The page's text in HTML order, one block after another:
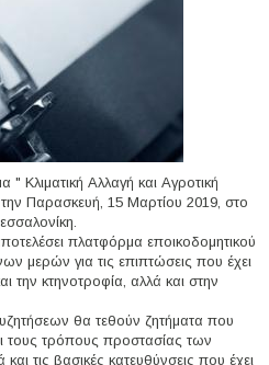
Κλιματική Αλλαγή και Αγροτική
Παρασκευή, 15 Μαρτίου 2019, στο
πλατφόρμα εποικοδομητικού
μερών για τις επιπτώσεις που έχει
την κτηνοτροφία, αλλά και στην
θα τεθούν ζητήματα που
τους τρόπους προστασίας των
τις βασικές κατευθύνσεις που έχει